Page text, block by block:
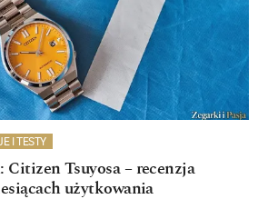
I TESTY
Tsuyosa – recenzja
użytkowania